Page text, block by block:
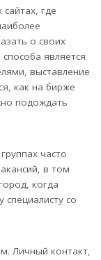
где
о своих
является
выставление
как на бирже
подождать
часто
в том
когда
со
Личный контакт,